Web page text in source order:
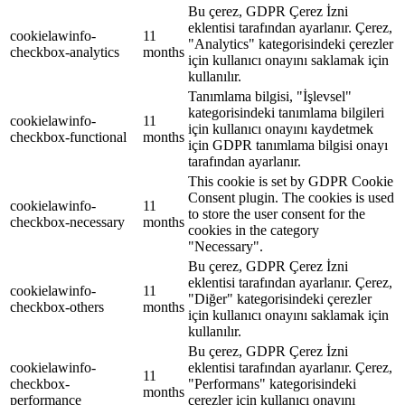
cookielawinfo-
checkbox-analytics
11
months
Bu çerez, GDPR Çerez İzni
eklentisi tarafından ayarlanır. Çerez,
"Analytics" kategorisindeki çerezler
için kullanıcı onayını saklamak için
kullanılır.
cookielawinfo-
checkbox-functional
11
months
Tanımlama bilgisi, "İşlevsel"
kategorisindeki tanımlama bilgileri
için kullanıcı onayını kaydetmek
için GDPR tanımlama bilgisi onayı
tarafından ayarlanır.
cookielawinfo-
checkbox-necessary
11
months
This cookie is set by GDPR Cookie
Consent plugin. The cookies is used
to store the user consent for the
cookies in the category
"Necessary".
cookielawinfo-
checkbox-others
11
months
Bu çerez, GDPR Çerez İzni
eklentisi tarafından ayarlanır. Çerez,
"Diğer" kategorisindeki çerezler
için kullanıcı onayını saklamak için
kullanılır.
cookielawinfo-
checkbox-
performance
11
months
Bu çerez, GDPR Çerez İzni
eklentisi tarafından ayarlanır. Çerez,
"Performans" kategorisindeki
çerezler için kullanıcı onayını